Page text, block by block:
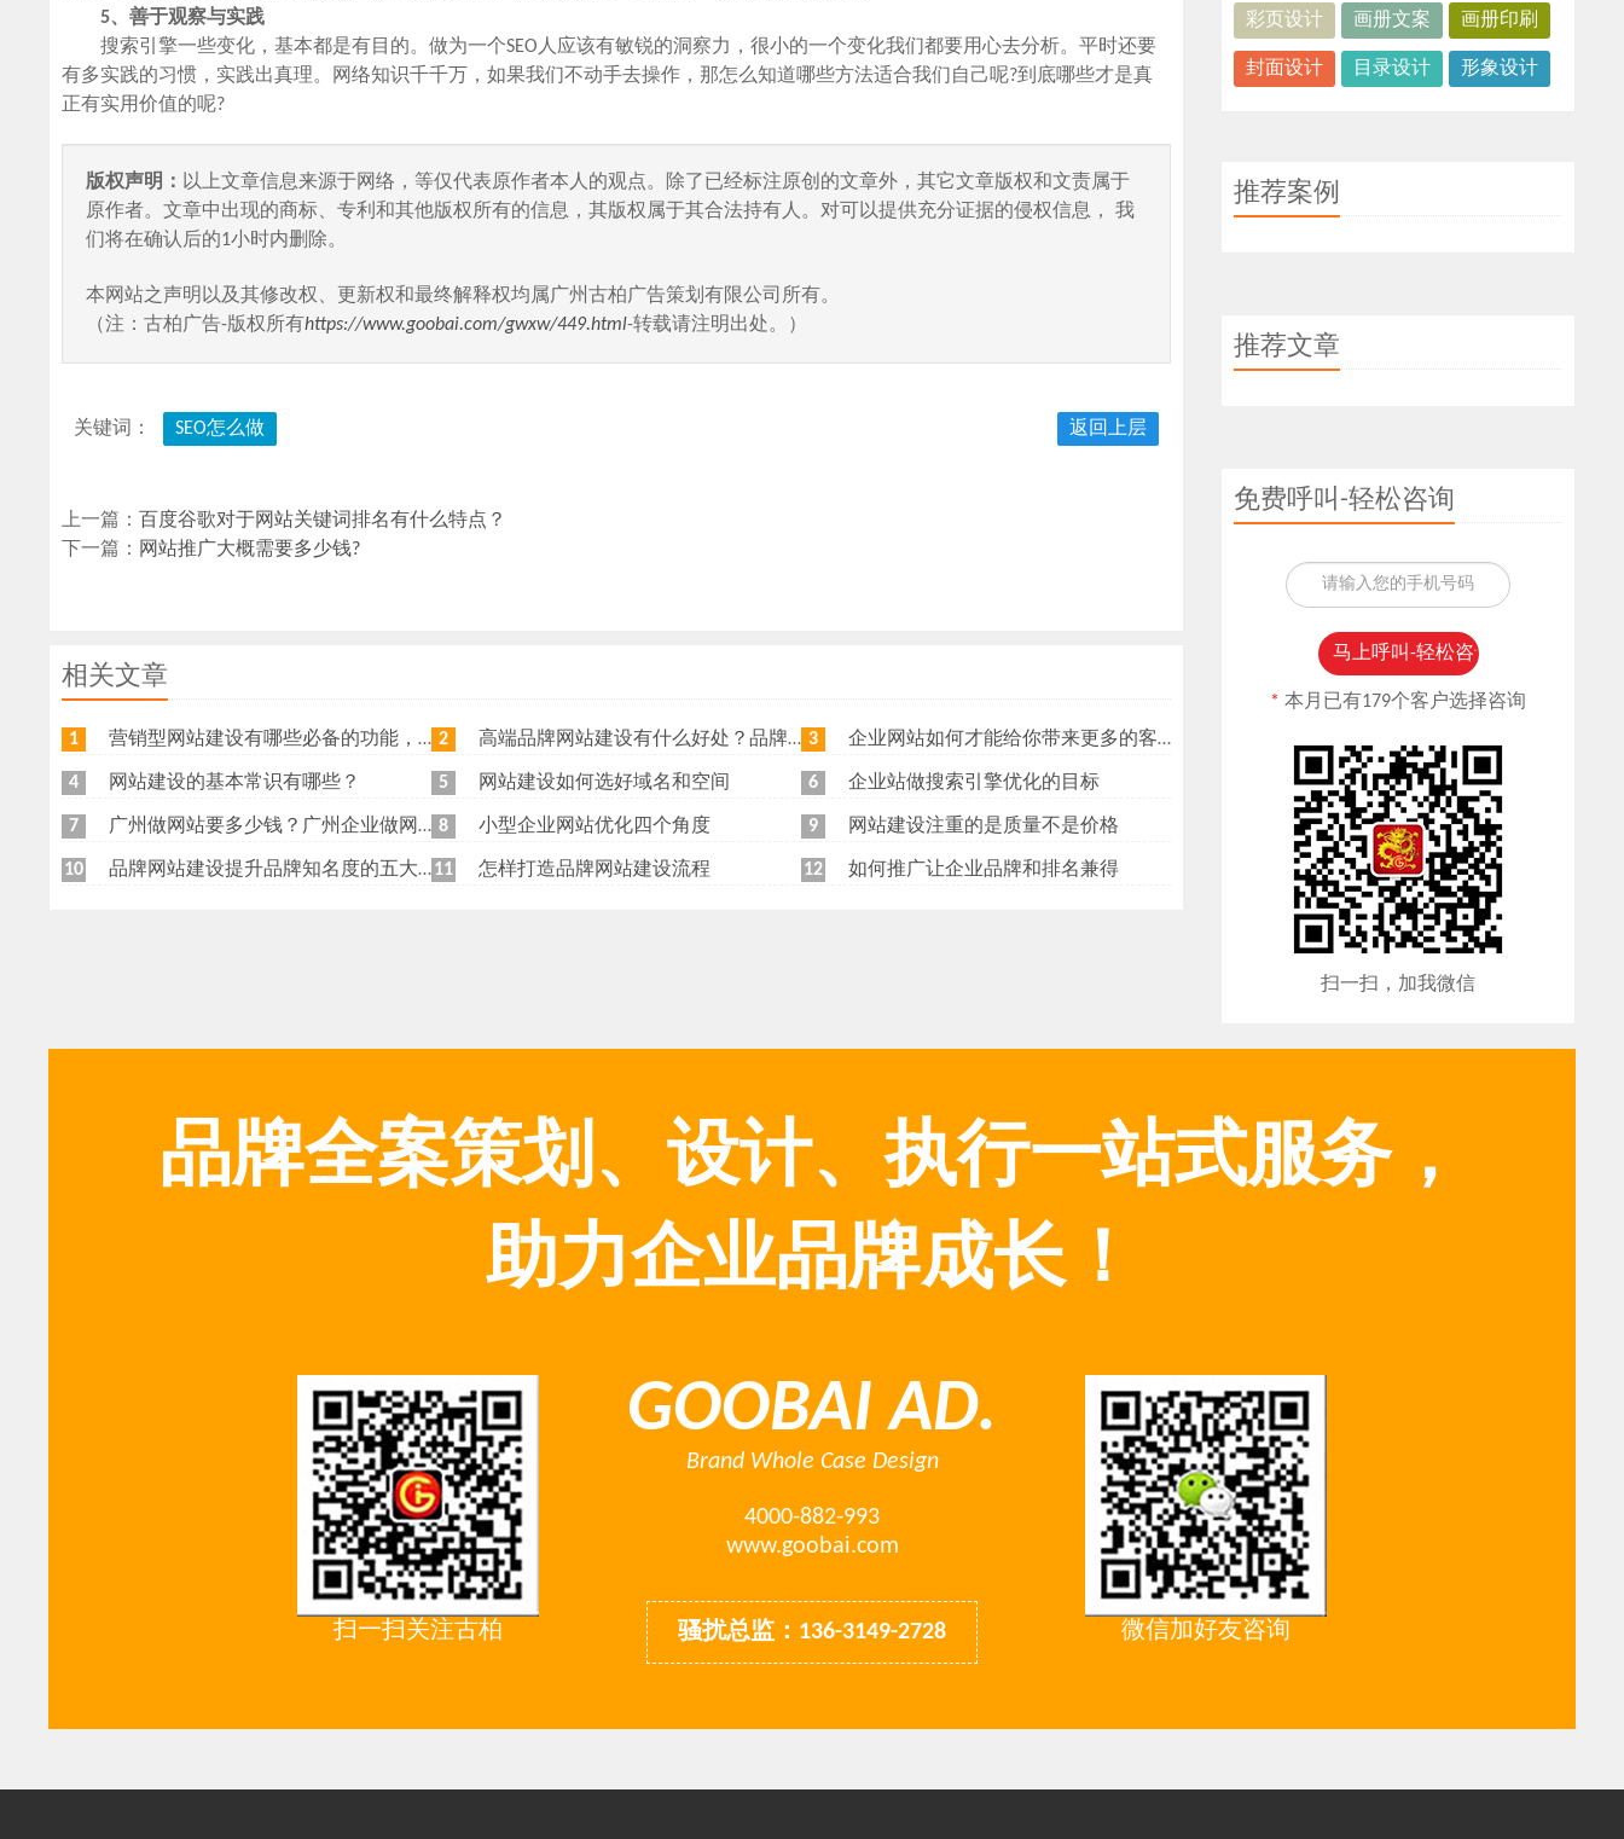
5、善于观察与实践
搜索引擎一些变化，基本都是有目的。做为一个SEO人应该有敏锐的洞察力，很小的一个变化我们都要用心去分析。平时还要
有多实践的习惯，实践出真理。网络知识千千万，如果我们不动手去操作，那怎么知道哪些方法适合我们自己呢?到底哪些才是真
正有实用价值的呢?
版权声明： 以上文章信息来源于网络，等仅代表原作者本人的观点。除了已经标注原创的文章外，其它文章版权和文责属于
原作者。文章中出现的商标、专利和其他版权所有的信息，其版权属于其合法持有人。对可以提供充分证据的侵权信息， 我
们将在确认后的1小时内删除。
本网站之声明以及其修改权、更新权和最终解释权均属广州古柏广告策划有限公司所有。
（注：古柏广告-版权所有https://www.goobai.com/gwxw/449.html-转载请注明出处。）
关键词： SEO怎么做 返回上层
上一篇： 百度谷歌对于网站关键词排名有什么特点？
下一篇： 网站推广大概需要多少钱?
相关文章
1 营销型网站建设有哪些必备的功能，我特意整理了一下，共享给各位 2 高端品牌网站建设有什么好处？品牌网站日常维护工作有哪些？ 3 企业网站如何才能给你带来更多的客户？
4 网站建设的基本常识有哪些？ 5 网站建设如何选好域名和空间 6 企业站做搜索引擎优化的目标
7 广州做网站要多少钱？广州企业做网站要找谁？ 8 小型企业网站优化四个角度 9 网站建设注重的是质量不是价格
10 品牌网站建设提升品牌知名度的五大原则 11 怎样打造品牌网站建设流程 12 如何推广让企业品牌和排名兼得
彩页设计 画册文案 画册印刷
封面设计 目录设计 形象设计
推荐案例
推荐文章
免费呼叫-轻松咨询
*本月已有179个客户选择咨询
扫一扫，加我微信
品牌全案策划、设计、执行一站式服务，
助力企业品牌成长！
扫一扫关注古柏
GOOBAI AD.
Brand Whole Case Design
4000-882-993
www.goobai.com
骚扰总监：136-3149-2728 微信加好友咨询